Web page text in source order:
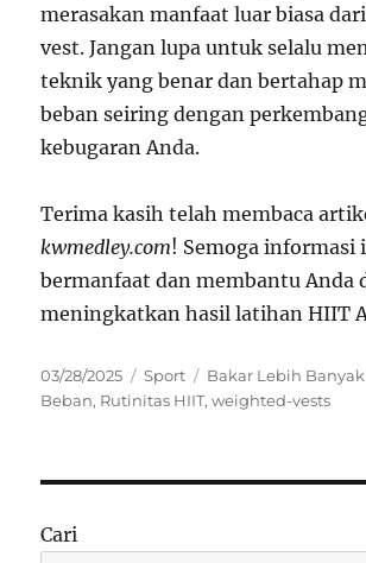
merasakan manfaat luar biasa
vest. Jangan lupa untuk selalu
teknik yang benar dan bertahap
beban seiring dengan
kebugaran Anda.
Terima kasih telah membaca
kwmedley.com! Semoga informasi
bermanfaat dan membantu Anda
meningkatkan hasil latihan HIIT
Posted
on
03/28/2025 Categories
Sport Tags
Bakar Lebih
Beban, Rutinitas HIIT,weighted-vests
Cari